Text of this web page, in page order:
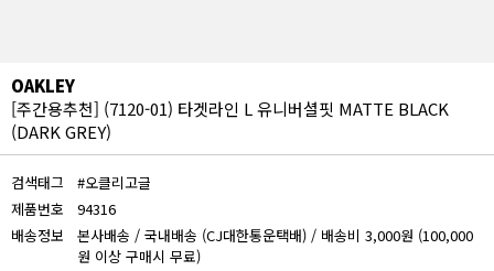
OAKLEY
[주간용추천] (7120-01) 타겟라인 L 유니버셜핏 MATTE BLACK
(DARK GREY)
검색태그
#오클리고글
제품번호
94316
배송정보
본사배송 / 국내배송 (CJ대한통운택배) / 배송비 3,000원 (100,000
원 이상 구매시 무료)